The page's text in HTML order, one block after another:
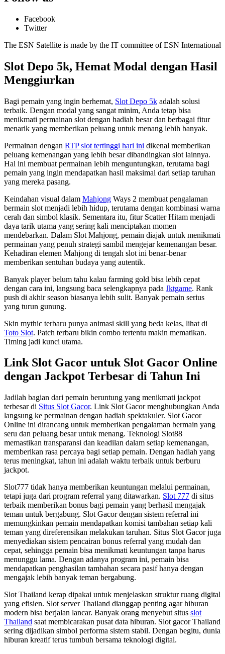
Facebook
Twitter
The ESN Satellite is made by the IT committee of ESN International
Slot Depo 5k, Hemat Modal dengan Hasil
Menggiurkan
Bagi pemain yang ingin berhemat, Slot Depo 5k adalah solusi
terbaik. Dengan modal yang sangat minim, Anda tetap bisa
menikmati permainan slot dengan hadiah besar dan berbagai fitur
menarik yang memberikan peluang untuk menang lebih banyak.
Permainan dengan RTP slot tertinggi hari ini dikenal memberikan
peluang kemenangan yang lebih besar dibandingkan slot lainnya.
Hal ini membuat permainan lebih menguntungkan, terutama bagi
pemain yang ingin mendapatkan hasil maksimal dari setiap taruhan
yang mereka pasang.
Keindahan visual dalam Mahjong Ways 2 membuat pengalaman
bermain slot menjadi lebih hidup, terutama dengan kombinasi warna
cerah dan simbol klasik. Sementara itu, fitur Scatter Hitam menjadi
daya tarik utama yang sering kali menciptakan momen
mendebarkan. Dalam Slot Mahjong, pemain diajak untuk menikmati
permainan yang penuh strategi sambil mengejar kemenangan besar.
Kehadiran elemen Mahjong di tengah slot ini benar-benar
memberikan sentuhan budaya yang autentik.
Banyak player belum tahu kalau farming gold bisa lebih cepat
dengan cara ini, langsung baca selengkapnya pada Jktgame. Rank
push di akhir season biasanya lebih sulit. Banyak pemain serius
yang turun gunung.
Skin mythic terbaru punya animasi skill yang beda kelas, lihat di
Toto Slot. Patch terbaru bikin combo tertentu makin mematikan.
Timing jadi kunci utama.
Link Slot Gacor untuk Slot Gacor Online
dengan Jackpot Terbesar di Tahun Ini
Jadilah bagian dari pemain beruntung yang menikmati jackpot
terbesar di Situs Slot Gacor. Link Slot Gacor menghubungkan Anda
langsung ke permainan dengan hadiah spektakuler. Slot Gacor
Online ini dirancang untuk memberikan pengalaman bermain yang
seru dan peluang besar untuk menang. Teknologi Slot88
memastikan transparansi dan keadilan dalam setiap kemenangan,
memberikan rasa percaya bagi setiap pemain. Dengan hadiah yang
terus meningkat, tahun ini adalah waktu terbaik untuk berburu
jackpot.
Slot777 tidak hanya memberikan keuntungan melalui permainan,
tetapi juga dari program referral yang ditawarkan. Slot 777 di situs
terbaik memberikan bonus bagi pemain yang berhasil mengajak
teman untuk bergabung. Slot Gacor dengan sistem referral ini
memungkinkan pemain mendapatkan komisi tambahan setiap kali
teman yang direferensikan melakukan taruhan. Situs Slot Gacor juga
menyediakan sistem pencairan bonus referral yang mudah dan
cepat, sehingga pemain bisa menikmati keuntungan tanpa harus
menunggu lama. Dengan adanya program ini, pemain bisa
mendapatkan penghasilan tambahan secara pasif hanya dengan
mengajak lebih banyak teman bergabung.
Slot Thailand kerap dipakai untuk menjelaskan struktur ruang digital
yang efisien. Slot server Thailand dianggap penting agar hiburan
modern bisa berjalan lancar. Banyak orang menyebut situs slot
Thailand saat membicarakan pusat data hiburan. Slot gacor Thailand
sering dijadikan simbol performa sistem stabil. Dengan begitu, dunia
hiburan kreatif terus tumbuh bersama teknologi digital.